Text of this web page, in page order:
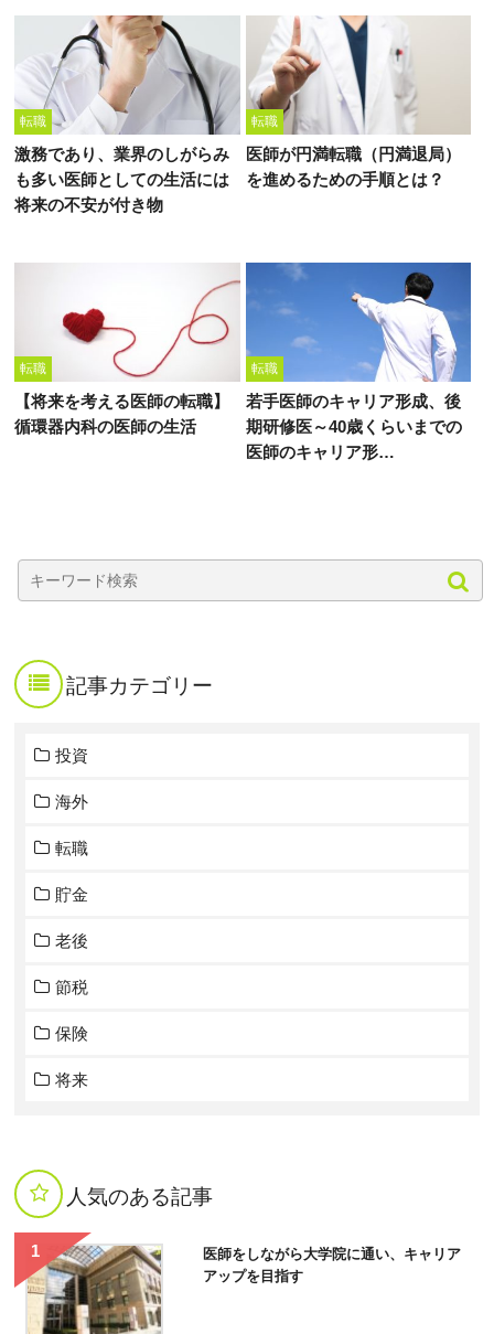
転職
激務であり、業界のしがらみ
も多い医師としての生活には
将来の不安が付き物
転職
医師が円満転職（円満退局）
を進めるための手順とは？
転職
【将来を考える医師の転職】
循環器内科の医師の生活
転職
若手医師のキャリア形成、後
期研修医～40歳くらいまでの
医師のキャリア形…
記事カテゴリー
投資
海外
転職
貯金
老後
節税
保険
将来
人気のある記事
医師をしながら大学院に通い、キャリア
アップを目指す